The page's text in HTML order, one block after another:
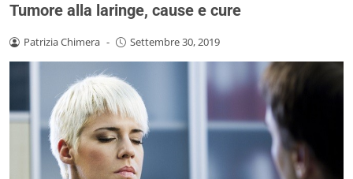
Tumore alla laringe, cause e cure
Patrizia Chimera - Settembre 30, 2019